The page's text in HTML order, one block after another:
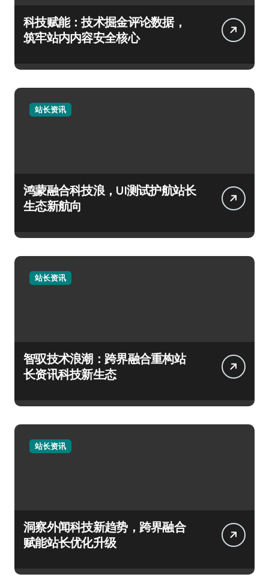
科技赋能：技术掘金评论数据，
筑牢站内内容安全核心
站长资讯
鸿蒙融合科技浪，UI测试护航站长
生态新航向
站长资讯
智驭技术浪潮：跨界融合重构站
长资讯科技新生态
站长资讯
洞察外闻科技新趋势，跨界融合
赋能站长优化升级